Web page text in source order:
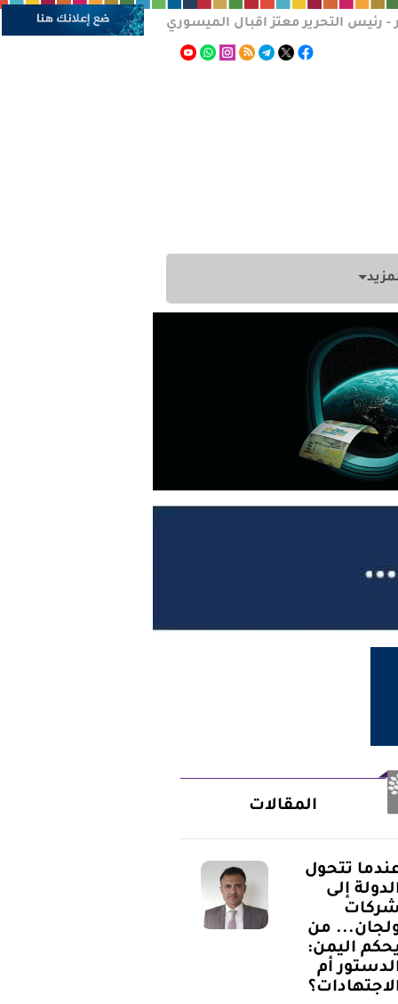
- رئيس التحرير معتز اقبال الميسوري
المقالات
تتحول
إلى
من
اليمن:
أم